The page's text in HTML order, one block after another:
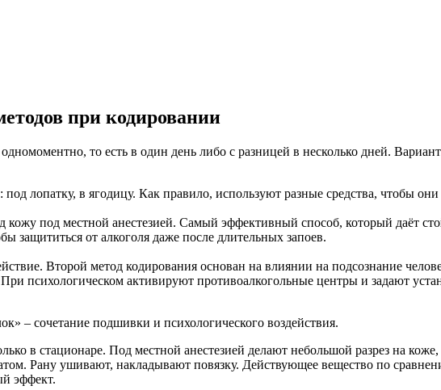
при кодировании
то есть в один день либо с разницей в несколько дней.
лопатку, в ягодицу. Как правило, используют разные средства, чтобы
под местной анестезией. Самый эффективный способ, который даёт
защититься от алкоголя даже после длительных запоев.
Второй метод кодирования основан на влиянии на подсознание
психологическом активируют противоалкогольные центры и задают
– сочетание подшивки и психологического воздействия.
в стационаре. Под местной анестезией делают небольшой разрез на коже,
Рану ушивают, накладывают повязку. Действующее вещество по
эффект.